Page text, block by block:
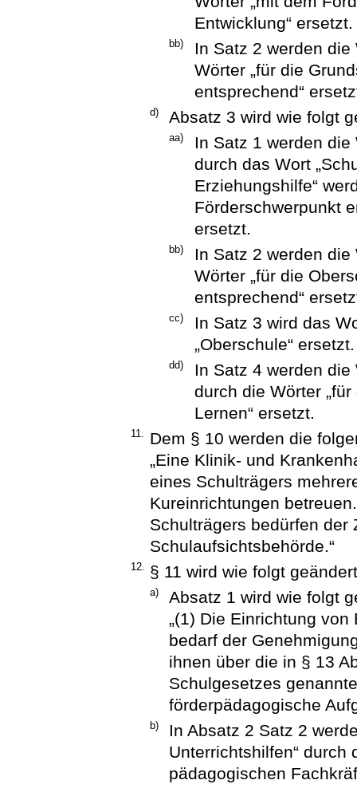
Entwicklung“ ersetzt.
bb)
In Satz 2 werden die
Wörter „für die
entsprechend“
d) Absatz 3 wird wie folgt
aa)
In Satz 1 werden die
durch das Wort
Erziehungshilfe“
Förderschwerpunkt
ersetzt.
bb)
In Satz 2 werden die
Wörter „für die
entsprechend“
cc)
In Satz 3 wird das
„Oberschule“ ersetzt.
dd)
In Satz 4 werden die
durch die Wörter
Lernen“ ersetzt.
11. Dem § 10 werden die
„Eine Klinik- und
eines Schulträgers
Kureinrichtungen
Schulträgers bedürfen der
Schulaufsichtsbehörde.“
12. § 11 wird wie folgt
a)
Absatz 1 wird wie folgt
„(1) Die Einrichtung
bedarf der
ihnen über die in § 13
Schulgesetzes
förderpädagogische
b)
In Absatz 2 Satz 2
Unterrichtshilfen“ durch
pädagogischen